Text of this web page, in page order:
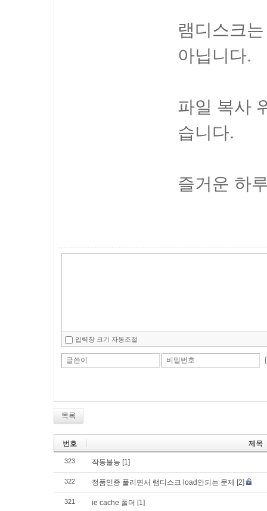
램디스크
아닙니다.
파일 복사
습니다.
즐거운 하
입력창 크기 자동조절
글쓴이 비밀번호
목록
번호 제목
323 작동불능 [1]
322 정품인증 풀리면서 램디스크 load안되는 문제 [2]
321 ie cache 폴더 [1]